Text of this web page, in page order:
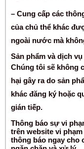
– Cung cấp các
của chủ thể khác
ngoài nước mà
Sản phẩm và dịch
Chúng tôi sẽ không
hại gây ra do sản
khác đăng ký hoặc
gián tiếp.
Thông báo sự vi
trên website vi
thông báo ngay cho